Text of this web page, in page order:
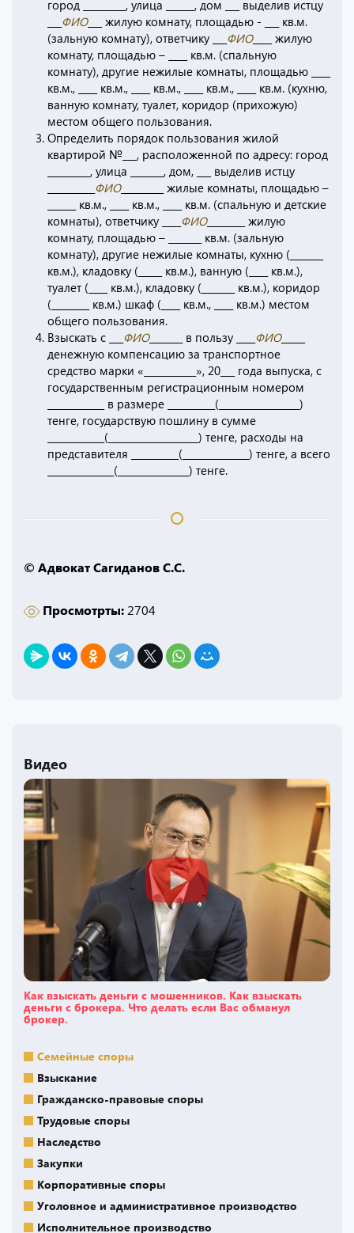
город _________, улица ______, дом ___ выделив истцу
ФИО___ жилую комнату, площадью - ___ кв.м.
(зальную комнату), ответчику ___ ФИО____ жилую
комнату, площадью – ____ кв.м. (спальную
комнату), другие нежилые комнаты, площадью ____
кв.м., ____ кв.м., ____ кв.м., ____ кв.м., ____ кв.м. (кухню,
ванную комнату, туалет, коридор (прихожую)
местом общего пользования.
Определить порядок пользования жилой
квартирой №___, расположенной по адресу: город
_________, улица _______, дом, ___ выделив истцу
ФИО_________ жилые комнаты, площадью –
______ кв.м., ____ кв.м., ____ кв.м. (спальную и детские
комнаты), ответчику ____ ФИО________ жилую
комнату, площадью – _______ кв.м. (зальную
комнату), другие нежилые комнаты, кухню (_______
кв.м.), кладовку (_____ кв.м.), ванную (____ кв.м.),
туалет (____ кв.м.), кладовку (_______ кв.м.), коридор
(________ кв.м.) шкаф (____ кв.м., ____ кв.м.) местом
общего пользования.
Взыскать с ___ ФИО_______ в пользу ____ ФИО_____
денежную компенсацию за транспортное
средство марки «___________», 20___ года выпуска, с
государственным регистрационным номером
____________ в размере __________(_________________)
тенге, государствую пошлину в сумме
____________(___________________) тенге, расходы на
представителя __________(______________) тенге, а всего
______________(_______________) тенге.
© Адвокат Сагиданов С.С.
Просмотрты:2704
Видео
Как взыскать деньги с мошенников. Как взыскать
деньги с брокера. Что делать если Вас обманул
брокер.
Семейные споры
Взыскание
Гражданско-правовые споры
Трудовые споры
Наследство
Закупки
Корпоративные споры
Уголовное и административное производство
Исполнительное производство